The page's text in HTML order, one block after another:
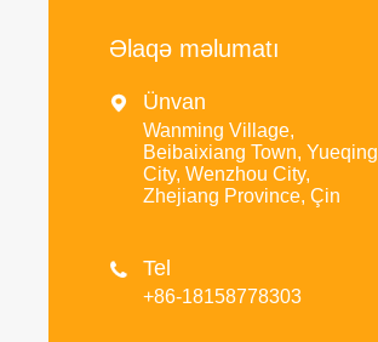
Əlaqə məlumatı
 Ünvan
Wanming Village,
Beibaixiang Town, Yueqing
City, Wenzhou City,
Zhejiang Province, Çin
 Tel
+86-18158778303